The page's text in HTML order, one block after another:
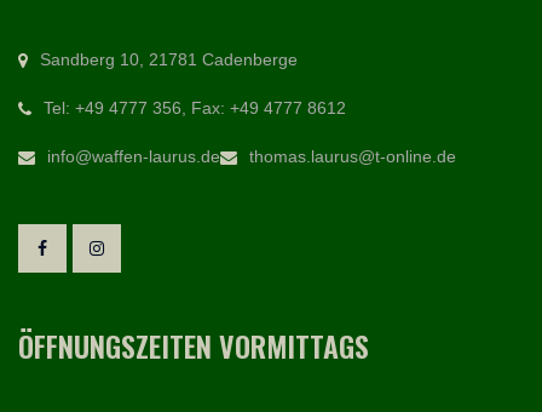
Sandberg 10, 21781 Cadenberge
Tel: +49 4777 356, Fax: +49 4777 8612
info@waffen-laurus.de thomas.laurus@t-online.de
ÖFFNUNGSZEITEN VORMITTAGS